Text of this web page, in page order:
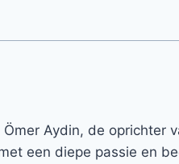
Ömer Aydin, de oprichter
een diepe passie en